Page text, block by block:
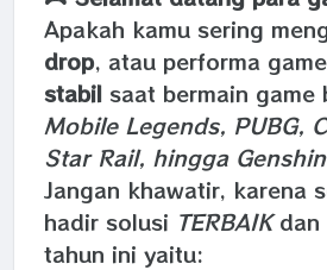
Apakah kamu sering
drop, atau performa
stabilsaat bermain game
Mobile Legends, PUBG,
Star Rail, hingga
Jangan khawatir, karena
hadir solusi TERBAIKdan
tahun ini yaitu: